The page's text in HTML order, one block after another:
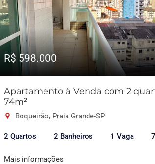
R$ 598.000
Apartamento à Venda com 2
74m²
Boqueirão, Praia Grande-SP
2 Quartos 2 Banheiros 1 Vaga
Mais informações